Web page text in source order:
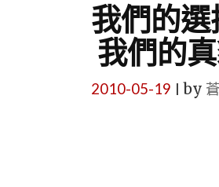
我們的
我們的
2010-05-19 by